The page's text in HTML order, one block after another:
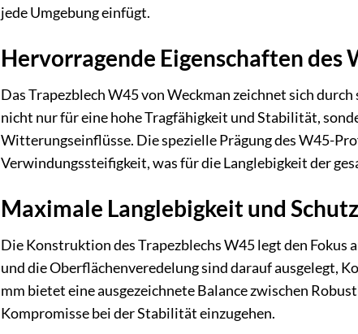
jede Umgebung einfügt.
Hervorragende Eigenschaften des
Das Trapezblech W45 von Weckman zeichnet sich
nicht nur für eine hohe Tragfähigkeit und Stabilität,
Witterungseinflüsse. Die spezielle Prägung des W45-
Verwindungssteifigkeit, was für die Langlebigkeit der
Maximale Langlebigkeit und Schutz
Die Konstruktion des Trapezblechs W45 legt den
und die Oberflächenveredelung sind darauf ausgelegt,
mm bietet eine ausgezeichnete Balance zwischen
Kompromisse bei der Stabilität einzugehen.